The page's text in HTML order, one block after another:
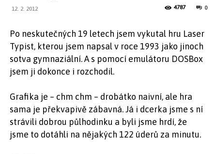
12. 2. 2012 0
4787
Po neskutečných 19 letech jsem vykutal hru Laser
Typist, kterou jsem napsal v roce 1993 jako jinoch
sotva gymnaziální. A s pomocí emulátoru DOSBox
jsem ji dokonce i rozchodil.
Grafika je – chm chm – drobátko naivní, ale hra
sama je překvapivě zábavná. Já i dcerka jsme s ní
strávili dobrou půlhodinku a byli jsme hrdí, že
jsme to dotáhli na nějakých 122 úderů za minutu.